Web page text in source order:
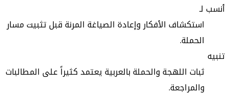
أنسب لـ
استكشاف الأفكار وإعادة الصياغة المرنة قبل تثبيت مسار
الحملة.
تنبيه
ثبات اللهجة والحملة بالعربية يعتمد كثيراً على المطالبات
والمراجعة.